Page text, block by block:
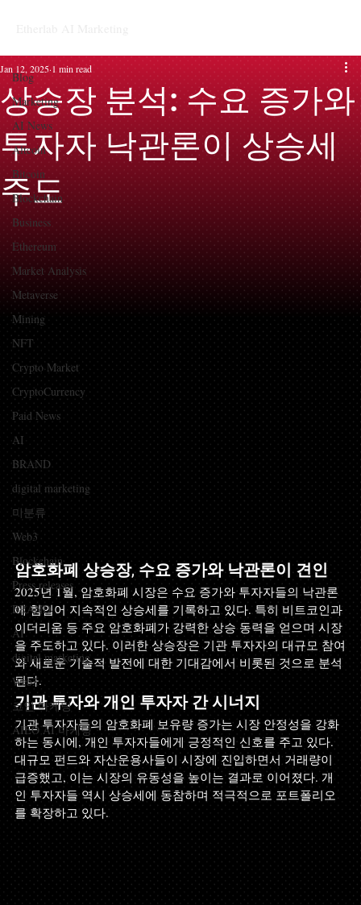
Blog
Marketing
AI News
Altcoin
Bitcoin
Blockchain
Business
Ethereum
Market Analysis
Metaverse
Mining
NFT
Crypto Market
CryptoCurrency
Paid News
AI
BRAND
digital marketing
미분류
Web3
Blockchain
Press releases
BRAND
AI
digital marketing
Web3
코인 마케팅
AIEO AI 마케팅
상승장 분석: 수요 증가와
투자자 낙관론이 상승세
주도
Jan 12, 2025 1 min read
암호화폐 상승장, 수요 증가와 낙관론이 견인
2025년 1월, 암호화폐 시장은 수요 증가와 투자자들의 낙관론
에 힘입어 지속적인 상승세를 기록하고 있다. 특히 비트코인과
이더리움 등 주요 암호화폐가 강력한 상승 동력을 얻으며 시장
을 주도하고 있다. 이러한 상승장은 기관 투자자의 대규모 참여
와 새로운 기술적 발전에 대한 기대감에서 비롯된 것으로 분석
된다.
기관 투자와 개인 투자자 간 시너지
기관 투자자들의 암호화폐 보유량 증가는 시장 안정성을 강화
하는 동시에, 개인 투자자들에게 긍정적인 신호를 주고 있다.
대규모 펀드와 자산운용사들이 시장에 진입하면서 거래량이
급증했고, 이는 시장의 유동성을 높이는 결과로 이어졌다. 개
인 투자자들 역시 상승세에 동참하며 적극적으로 포트폴리오
를 확장하고 있다.